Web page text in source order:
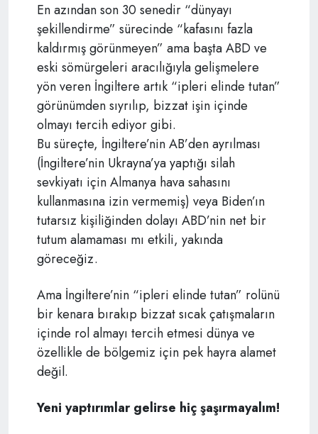
En azından son 30 senedir “dünyayı
şekillendirme” sürecinde “kafasını fazla
kaldırmış görünmeyen” ama başta ABD ve
eski sömürgeleri aracılığıyla gelişmelere
yön veren İngiltere artık “ipleri elinde tutan”
görünümden sıyrılıp, bizzat işin içinde
olmayı tercih ediyor gibi.
Bu süreçte, İngiltere’nin AB’den ayrılması
(İngiltere’nin Ukrayna’ya yaptığı silah
sevkiyatı için Almanya hava sahasını
kullanmasına izin vermemiş) veya Biden’ın
tutarsız kişiliğinden dolayı ABD’nin net bir
tutum alamaması mı etkili, yakında
göreceğiz.
Ama İngiltere’nin “ipleri elinde tutan” rolünü
bir kenara bırakıp bizzat sıcak çatışmaların
içinde rol almayı tercih etmesi dünya ve
özellikle de bölgemiz için pek hayra alamet
değil.
Yeni yaptırımlar gelirse hiç şaşırmayalım!